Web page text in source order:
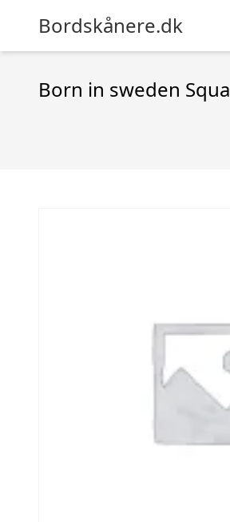
Bordskånere.dk
Born in sweden